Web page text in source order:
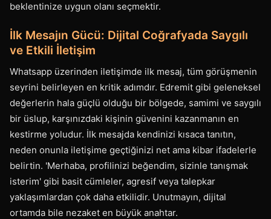
beklentinize uygun olanı seçmektir.
İlk Mesajın Gücü: Dijital Coğrafyada Saygılı
ve Etkili İletişim
Whatsapp üzerinden iletişimde ilk mesaj, tüm görüşmenin
seyrini belirleyen en kritik adımdır. Edremit gibi geleneksel
değerlerin hala güçlü olduğu bir bölgede, samimi ve saygılı
bir üslup, karşınızdaki kişinin güvenini kazanmanın en
kestirme yoludur. İlk mesajda kendinizi kısaca tanıtın,
neden onunla iletişime geçtiğinizi net ama kibar ifadelerle
belirtin. 'Merhaba, profilinizi beğendim, sizinle tanışmak
isterim' gibi basit cümleler, agresif veya talepkar
yaklaşımlardan çok daha etkilidir. Unutmayın, dijital
ortamda bile nezaket en büyük anahtar.